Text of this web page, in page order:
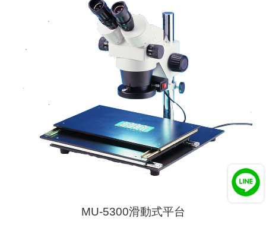
MU-5300滑動式平台